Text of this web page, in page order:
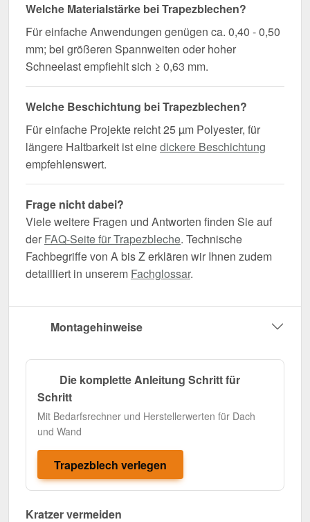
Welche Materialstärke bei Trapezblechen?
Für einfache Anwendungen genügen ca. 0,40 - 0,50
mm; bei größeren Spannweiten oder hoher
Schneelast empfiehlt sich ≥ 0,63 mm.
Welche Beschichtung bei Trapezblechen?
Für einfache Projekte reicht 25 µm Polyester, für
längere Haltbarkeit ist einedickere Beschichtung
empfehlenswert.
Frage nicht dabei?
Viele weitere Fragen und Antworten finden Sie auf
der FAQ-Seite für Trapezbleche. Technische
Fachbegriffe von A bis Z erklären wir Ihnen zudem
detailliert in unserem Fachglossar.
Montagehinweise
Die komplette Anleitung Schritt für
Schritt
Mit Bedarfsrechner und Herstellerwerten für Dach
und Wand
Trapezblech verlegen
Kratzer vermeiden